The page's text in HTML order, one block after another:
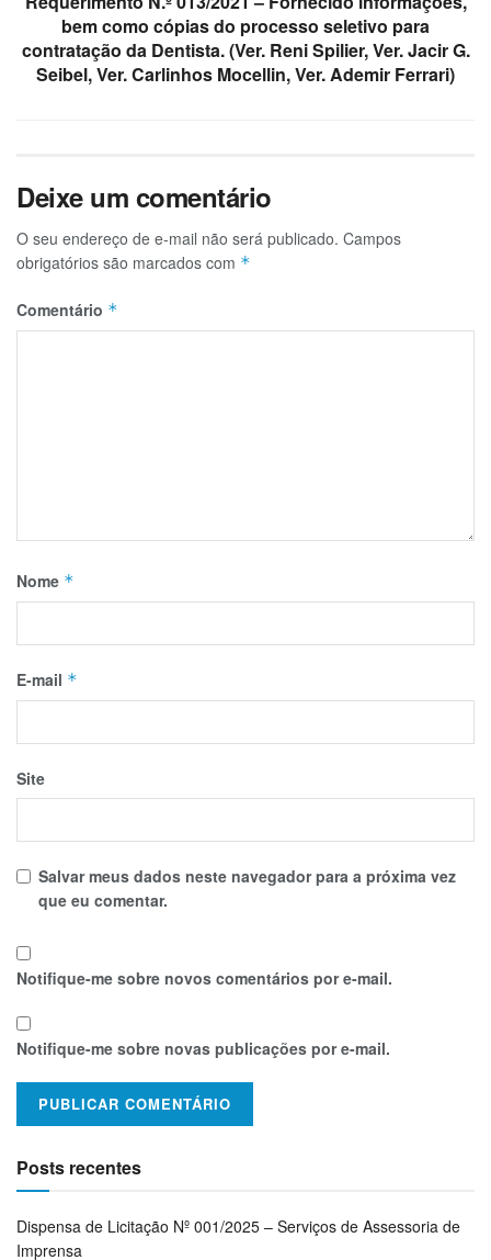
bem como cópias do processo seletivo para
contratação da Dentista. (Ver. Reni Spilier, Ver. Jacir G.
Seibel, Ver. Carlinhos Mocellin, Ver. Ademir Ferrari)
Deixe um comentário
O seu endereço de e-mail não será publicado. Campos
obrigatórios são marcados com *
Comentário *
Nome *
E-mail *
Site
Salvar meus dados neste navegador para a próxima vez
que eu comentar.
Notifique-me sobre novos comentários por e-mail.
Notifique-me sobre novas publicações por e-mail.
Posts recentes
Dispensa de Licitação Nº 001/2025 – Serviços de Assessoria de
Imprensa